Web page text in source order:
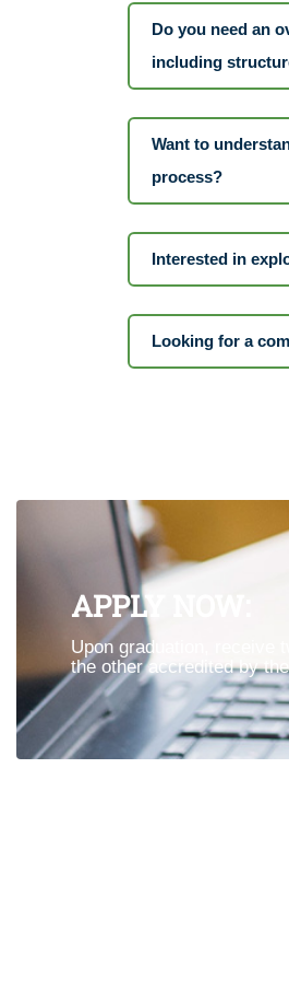
Do you need an
including
Want to
process?
Interested in
Looking for a
APPLY NOW:
Upon graduation, receive
the other accredited by